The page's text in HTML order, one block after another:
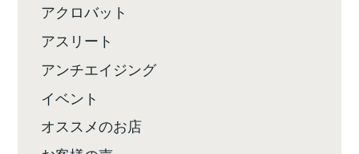
アクロバット
アスリート
アンチエイジング
イベント
オススメのお店